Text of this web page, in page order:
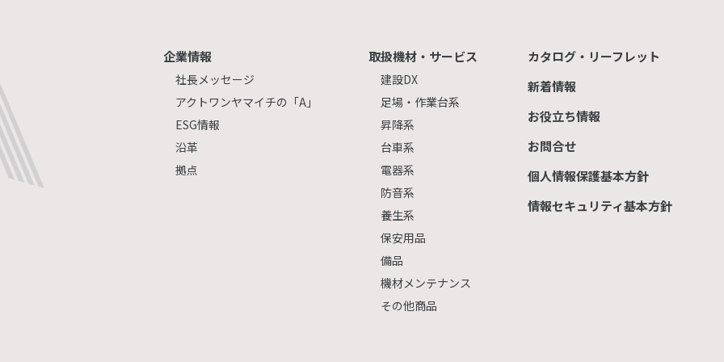
企業情報
社長メッセージ
アクトワンヤマイチの「A」
ESG情報
沿革
拠点
取扱機材・サービス
建設DX
足場・作業台系
昇降系
台車系
電器系
防音系
養生系
保安用品
備品
機材メンテナンス
その他商品
カタログ・リーフレット
新着情報
お役立ち情報
お問合せ
個人情報保護基本方針
情報セキュリティ基本方針